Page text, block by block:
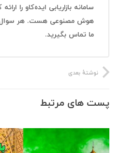
سامانه بازاریابی ایده‌کاو را
هوش مصنوعی هست. هر سوال و
ما تماس بگیرید.
نوشتهٔ بعدی
پست های مرتبط